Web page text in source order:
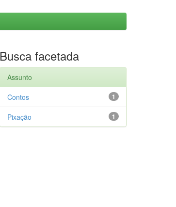
Busca facetada
Assunto
1
Contos
1
Pixação